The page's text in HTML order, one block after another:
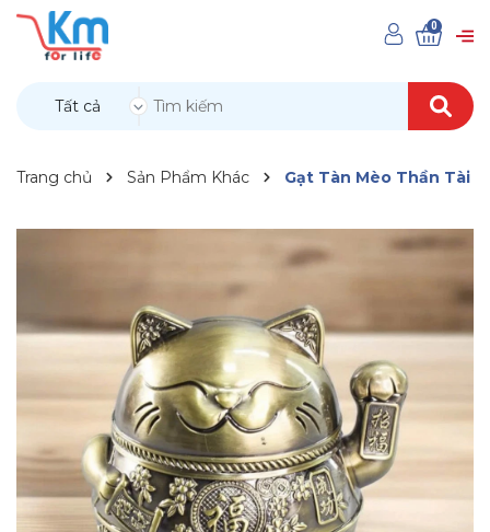
Tất cả
0
Trang chủ Sản Phẩm Khác Gạt Tàn Mèo Thần Tài